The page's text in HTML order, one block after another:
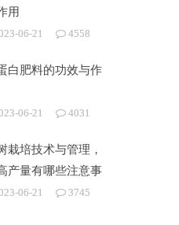
用
06-21 4558
白肥料的功效与作
06-21 4031
栽培技术与管理，
产量有哪些注意事
06-21 3745